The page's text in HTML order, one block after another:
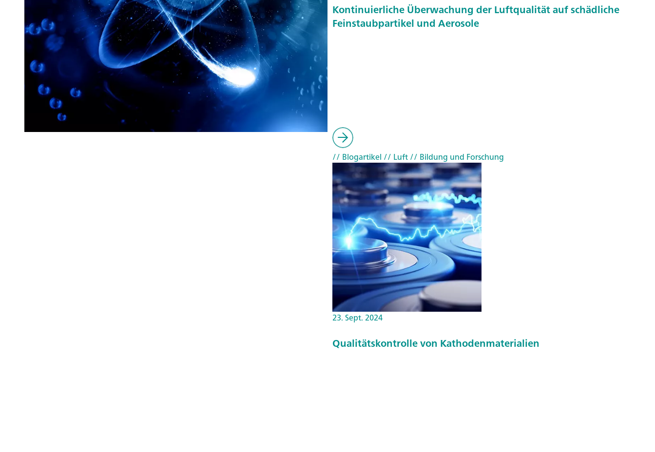
Kontinuierliche Überwachung der Luftqualität auf schädliche
Feinstaubpartikel und Aerosole
// Blogartikel // Luft// Bildung und Forschung
23. Sept. 2024
Qualitätskontrolle von Kathodenmaterialien